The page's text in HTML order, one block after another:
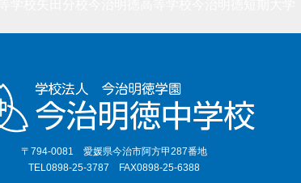
〒794-0081 愛媛県今治市阿方甲287番地
TEL0898-25-3787 FAX0898-25-6388